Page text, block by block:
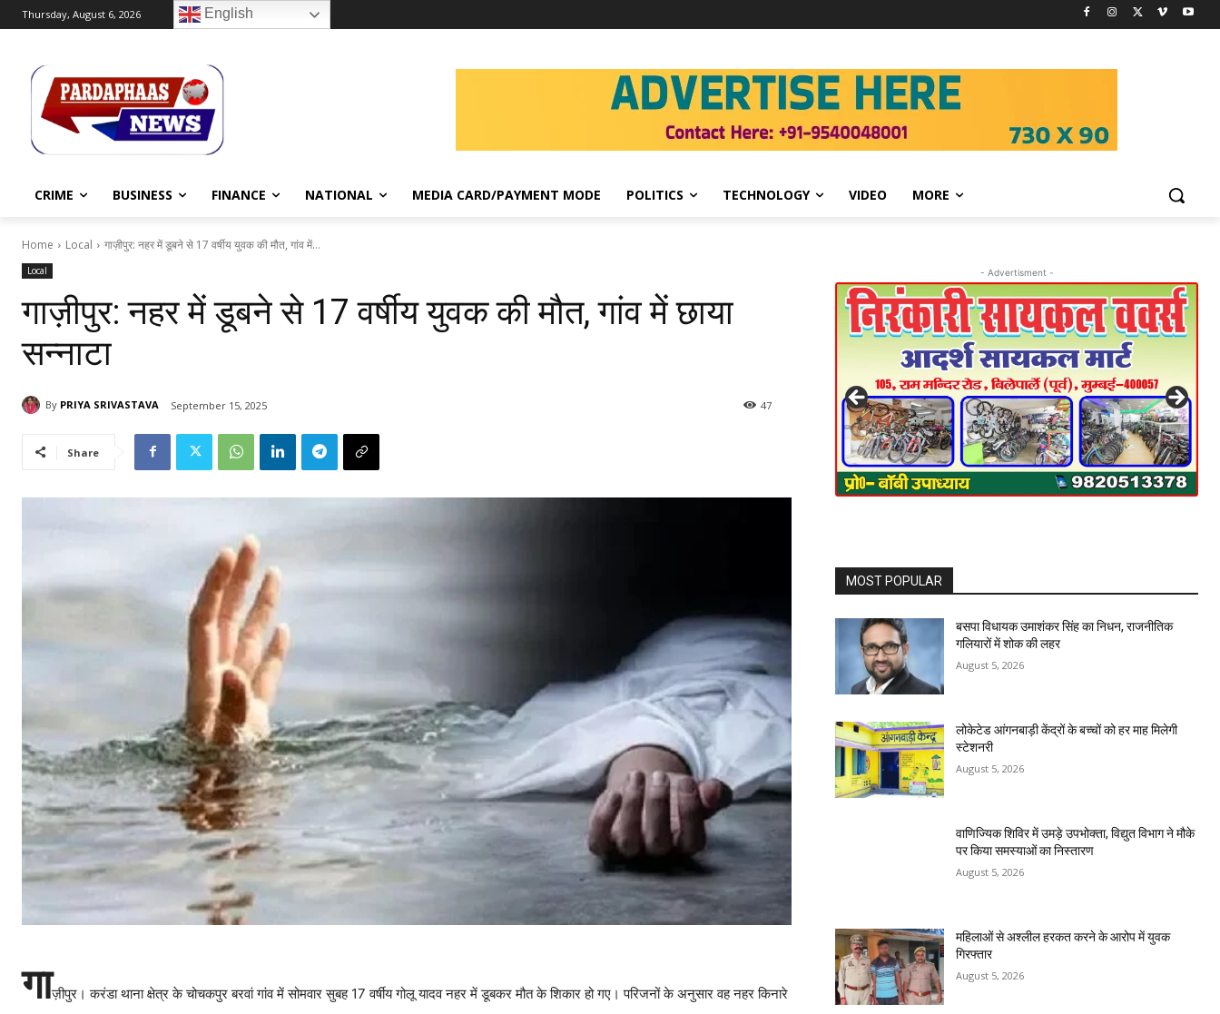
Thursday, August 6, 2026 English
CRIME BUSINESS FINANCE NATIONAL MEDIA CARD/PAYMENT MODE POLITICS TECHNOLOGY VIDEO MORE
Home Local गाज़ीपुर: नहर में डूबने से 17 वर्षीय युवक की मौत, गांव में...
Local
गाज़ीपुर: नहर में डूबने से 17 वर्षीय युवक की मौत, गांव में छाया
सन्नाटा
By PRIYA SRIVASTAVA September 15, 2025 47
Share
गाज़ीपुर। करंडा थाना क्षेत्र के चोचकपुर बरवां गांव में सोमवार सुबह 17 वर्षीय गोलू यादव नहर में डूबकर मौत के शिकार हो गए। परिजनों के अनुसार वह नहर किनारे
- Advertisment -
MOST POPULAR
बसपा विधायक उमाशंकर सिंह का निधन, राजनीतिक
गलियारों में शोक की लहर
August 5, 2026
लोकेटेड आंगनबाड़ी केंद्रों के बच्चों को हर माह मिलेगी
स्टेशनरी
August 5, 2026
वाणिज्यिक शिविर में उमड़े उपभोक्ता, विद्युत विभाग ने मौके
पर किया समस्याओं का निस्तारण
August 5, 2026
महिलाओं से अश्लील हरकत करने के आरोप में युवक
गिरफ्तार
August 5, 2026